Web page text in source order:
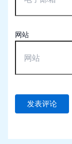
网站